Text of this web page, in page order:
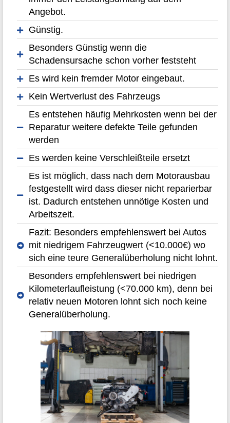
Angebot.
Günstig.
Besonders Günstig wenn die
Schadensursache schon vorher feststeht
Es wird kein fremder Motor eingebaut.
Kein Wertverlust des Fahrzeugs
Es entstehen häufig Mehrkosten wenn bei der
Reparatur weitere defekte Teile gefunden
werden
Es werden keine Verschleißteile ersetzt
Es ist möglich, dass nach dem Motorausbau
festgestellt wird dass dieser nicht reparierbar
ist. Dadurch entstehen unnötige Kosten und
Arbeitszeit.
Fazit: Besonders empfehlenswert bei Autos
mit niedrigem Fahrzeugwert (<10.000€) wo
sich eine teure Generalüberholung nicht lohnt.
Besonders empfehlenswert bei niedrigen
Kilometerlaufleistung (<70.000 km), denn bei
relativ neuen Motoren lohnt sich noch keine
Generalüberholung.